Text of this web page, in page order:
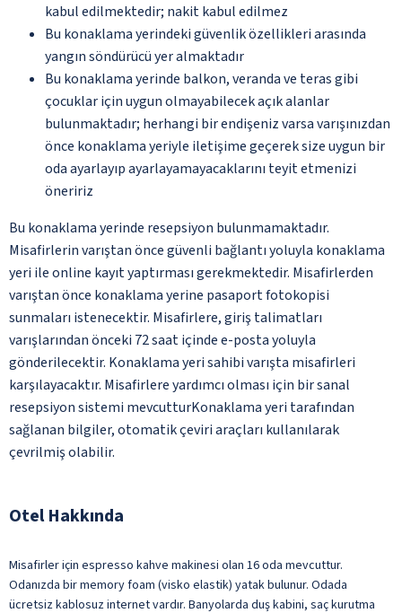
kabul edilmektedir; nakit kabul edilmez
Bu konaklama yerindeki güvenlik özellikleri arasında
yangın söndürücü yer almaktadır
Bu konaklama yerinde balkon, veranda ve teras gibi
çocuklar için uygun olmayabilecek açık alanlar
bulunmaktadır; herhangi bir endişeniz varsa varışınızdan
önce konaklama yeriyle iletişime geçerek size uygun bir
oda ayarlayıp ayarlayamayacaklarını teyit etmenizi
öneririz
Bu konaklama yerinde resepsiyon bulunmamaktadır.
Misafirlerin varıştan önce güvenli bağlantı yoluyla konaklama
yeri ile online kayıt yaptırması gerekmektedir. Misafirlerden
varıştan önce konaklama yerine pasaport fotokopisi
sunmaları istenecektir. Misafirlere, giriş talimatları
varışlarından önceki 72 saat içinde e-posta yoluyla
gönderilecektir. Konaklama yeri sahibi varışta misafirleri
karşılayacaktır. Misafirlere yardımcı olması için bir sanal
resepsiyon sistemi mevcutturKonaklama yeri tarafından
sağlanan bilgiler, otomatik çeviri araçları kullanılarak
çevrilmiş olabilir.
Otel Hakkında
Misafirler için espresso kahve makinesi olan 16 oda mevcuttur.
Odanızda bir memory foam (visko elastik) yatak bulunur. Odada
ücretsiz kablosuz internet vardır. Banyolarda duş kabini, saç kurutma